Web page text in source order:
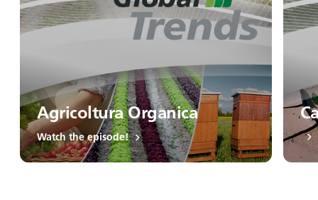
Agricoltura Organica
Watch the episode!